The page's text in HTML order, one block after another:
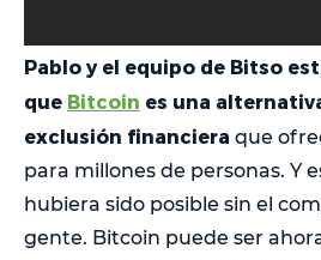
Pablo y el equipo de Bitso
que Bitcoin es una
exclusión financiera que
para millones de personas. Y
hubiera sido posible sin el
gente. Bitcoin puede ser